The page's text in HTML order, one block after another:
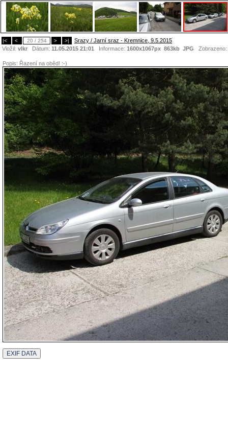
|< < 20 / 254 > >|
Srazy / Jarní sraz - Kremnice, 9.5.2015
Vložil: vlkr Dátum: 11.05.2015 21:01 Informace: 1600x1067px 863kb JPG Zobrazeno:
Popis: Řazení na oběd! :-)